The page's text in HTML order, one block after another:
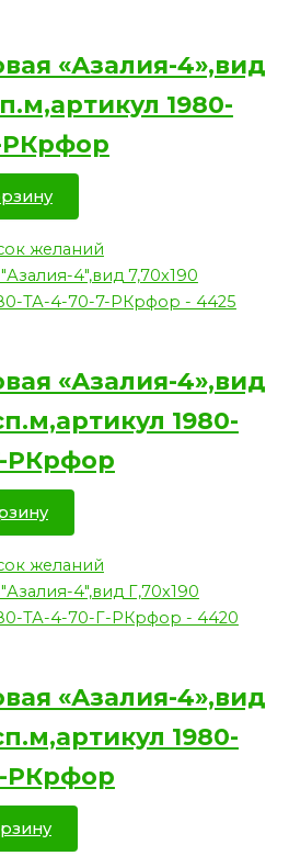
«Азалия-4»,вид
1980-
РКрфор
желаний
«Азалия-4»,вид
1980-
РКрфор
желаний
«Азалия-4»,вид
1980-
РКрфор